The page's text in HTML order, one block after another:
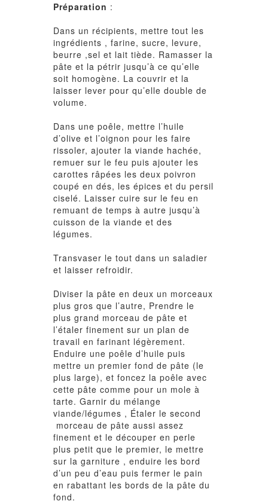
Préparation :
Dans un récipients, mettre tout les
ingrédients , farine, sucre, levure,
beurre ,sel et lait tiède. Ramasser la
pâte et la pétrir jusqu’à ce qu’elle
soit homogène. La couvrir et la
laisser lever pour qu’elle double de
volume.
Dans une poêle, mettre l’huile
d’olive et l’oignon pour les faire
rissoler, ajouter la viande hachée,
remuer sur le feu puis ajouter les
carottes râpées les deux poivron
coupé en dés, les épices et du persil
ciselé. Laisser cuire sur le feu en
remuant de temps à autre jusqu’à
cuisson de la viande et des
légumes.
Transvaser le tout dans un saladier
et laisser refroidir.
Diviser la pâte en deux un morceaux
plus gros que l’autre, Prendre le
plus grand morceau de pâte et
l’étaler finement sur un plan de
travail en farinant légèrement.
Enduire une poêle d’huile puis
mettre un premier fond de pâte (le
plus large), et foncez la poêle avec
cette pâte comme pour un mole à
tarte. Garnir du mélange
viande/légumes , Étaler le second
morceau de pâte aussi assez
finement et le découper en perle
plus petit que le premier, le mettre
sur la garniture , enduire les bord
d’un peu d’eau puis fermer le pain
en rabattant les bords de la pâte du
fond.